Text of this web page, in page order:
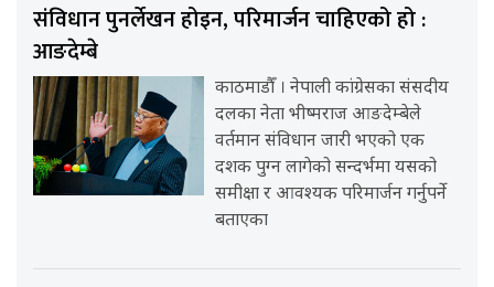
संविधान पुनर्लेखन होइन, परिमार्जन चाहिएको हो :
आङदेम्बे
काठमाडौँ । नेपाली कांग्रेसका संसदीय
दलका नेता भीष्मराज आङदेम्बेले
वर्तमान संविधान जारी भएको एक
दशक पुग्न लागेको सन्दर्भमा यसको
समीक्षा र आवश्यक परिमार्जन गर्नुपर्ने
बताएका